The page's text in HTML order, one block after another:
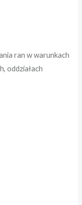
ran w warunkach
oddziałach